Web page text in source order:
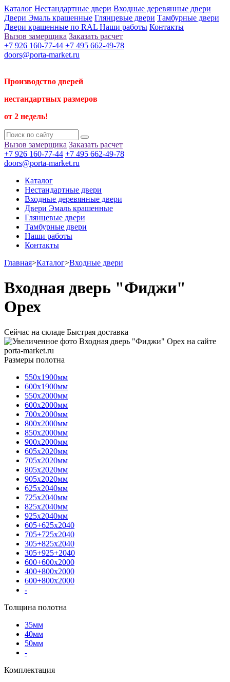
Каталог Нестандартные двери Входные деревянные двери
Двери Эмаль крашенные Глянцевые двери Тамбурные двери
Двери крашенные по RAL Наши работы Контакты
Вызов замерщика Заказать расчет
+7 926 160-77-44 +7 495 662-49-78
doors@porta-market.ru
Производство дверей
нестандартных размеров
от 2 недель!
Вызов замерщика Заказать расчет
+7 926 160-77-44 +7 495 662-49-78
doors@porta-market.ru
Каталог
Нестандартные двери
Входные деревянные двери
Двери Эмаль крашенные
Глянцевые двери
Тамбурные двери
Наши работы
Контакты
Главная>Каталог>Входные двери
Входная дверь "Фиджи"
Орех
Сейчас на складе Быстрая доставка
Размеры полотна
550х1900мм
600х1900мм
550х2000мм
600х2000мм
700х2000мм
800х2000мм
850х2000мм
900х2000мм
605х2020мм
705х2020мм
805х2020мм
905х2020мм
625х2040мм
725х2040мм
825х2040мм
925х2040мм
605+625х2040
705+725х2040
305+825х2040
305+925+2040
600+600х2000
400+800х2000
600+800х2000
-
Толщина полотна
35мм
40мм
50мм
-
Комплектация